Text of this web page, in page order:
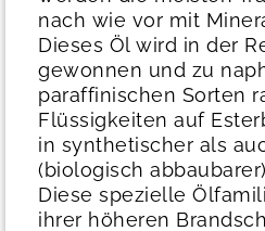
nach wie vor mit
Dieses Öl wird in der
gewonnen und zu
paraffinischen Sorten
Flüssigkeiten auf
in synthetischer als
(biologisch
Diese spezielle
ihrer höheren